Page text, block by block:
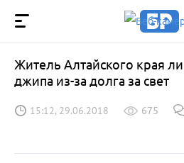
Житель Алтайского края
джипа из-за долга за свет
15:12, 29.06.2018 675